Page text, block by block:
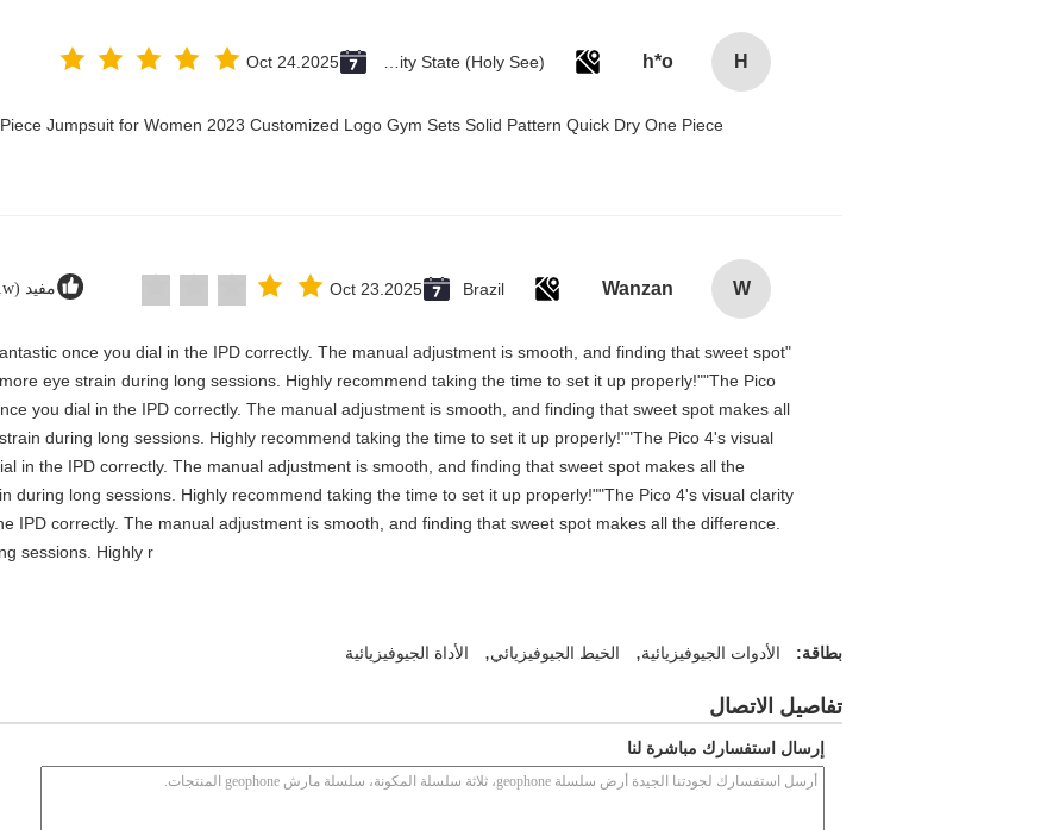
H
h*o
Oct 24.2025
Jumpsuit for Women 2023 Customized Logo Gym Sets Solid Pattern Quick Dry One Piece
W
Wanzan
Brazil
Oct 23.2025 مفيد (1w+)
once you dial in the IPD correctly. The manual adjustment is smooth, and finding that sweet spot
eye strain during long sessions. Highly recommend taking the time to set it up properly!""The Pico
you dial in the IPD correctly. The manual adjustment is smooth, and finding that sweet spot makes all
during long sessions. Highly recommend taking the time to set it up properly!""The Pico 4's visual
in the IPD correctly. The manual adjustment is smooth, and finding that sweet spot makes all the
during long sessions. Highly recommend taking the time to set it up properly!""The Pico 4's visual clarity
IPD correctly. The manual adjustment is smooth, and finding that sweet spot makes all the difference.
sessions. Highly r
بطاقة: الأدوات الجيوفيزيائية, الخيط الجيوفيزيائي, الأداة الجيوفيزيائية
تفاصيل الاتصال
إرسال استفسارك مباشرة لنا